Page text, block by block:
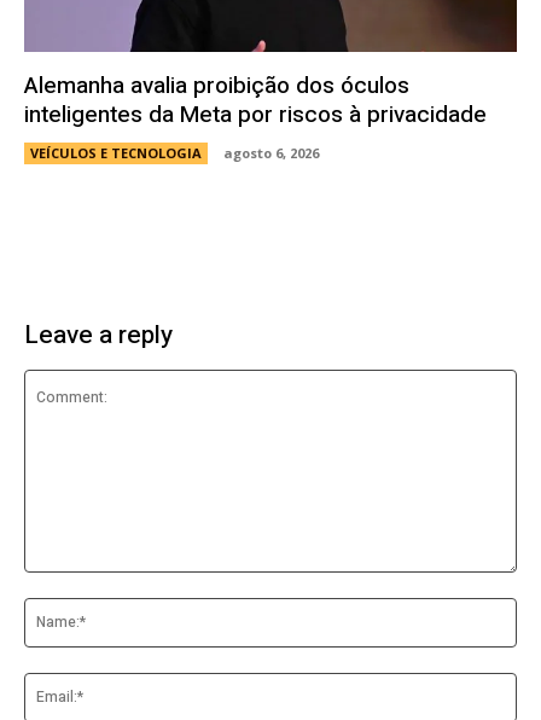
Alemanha avalia proibição dos óculos
inteligentes da Meta por riscos à privacidade
VEÍCULOS E TECNOLOGIA agosto 6, 2026
Leave a reply